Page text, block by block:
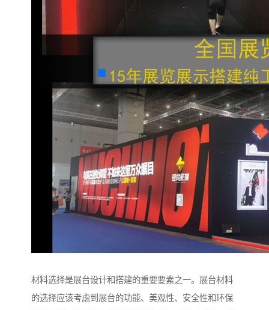
材料选择是展台设计和搭建的重要要素之一。展台材料
的选择应该考虑到展台的功能、美观性、安全性和环保